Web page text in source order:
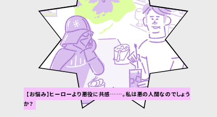
【お悩み】ヒーローより悪役に共感……。私は悪の人間なのでしょう
か？